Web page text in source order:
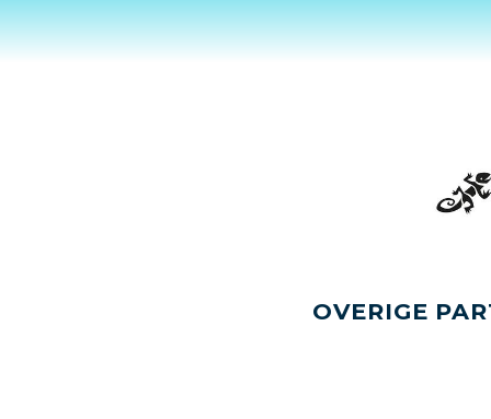
OVERIGE